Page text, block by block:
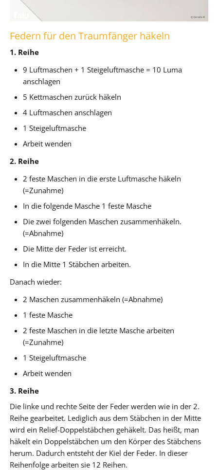
Federn für den Traumfänger häkeln
1. Reihe
9 Luftmaschen + 1 Steigeluftmasche = 10 Luma
anschlagen
5 Kettmaschen zurück häkeln
4 Luftmaschen anschlagen
1 Steigeluftmasche
Arbeit wenden
2. Reihe
2 feste Maschen in die erste Luftmasche häkeln
(=Zunahme)
In die folgende Masche 1 feste Masche
Die zwei folgenden Maschen zusammenhäkeln.
(=Abnahme)
Die Mitte der Feder ist erreicht.
In die Mitte 1 Stäbchen arbeiten.
Danach wieder:
2 Maschen zusammenhäkeln (=Abnahme)
1 feste Masche
2 feste Maschen in die letzte Masche arbeiten
(=Zunahme)
1 Steigeluftmasche
Arbeit wenden
3. Reihe
Die linke und rechte Seite der Feder werden wie in der 2.
Reihe gearbeitet. Lediglich aus dem Stäbchen in der Mitte
wird ein Relief-Doppelstäbchen gehäkelt. Das heißt, man
häkelt ein Doppelstäbchen um den Körper des Stäbchens
herum. Dadurch entsteht der Kiel der Feder. In dieser
Reihenfolge arbeiten sie 12 Reihen.